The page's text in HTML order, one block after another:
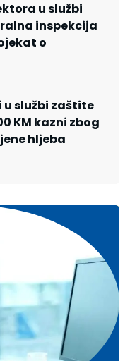
u službi
inspekcija
o
službi zaštite
KM kazni zbog
hljeba